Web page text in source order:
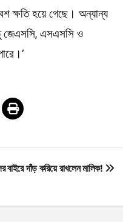
ক্ষতি হয়ে গেছে। অন্যান্য
জেএসসি, এসএসসি ও
বাইরে দাঁড় করিয়ে রাখলেন মালিক!